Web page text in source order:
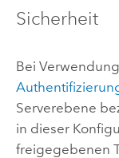
Sicherheit
Bei
Serverebene
in dieser
freigegebenen